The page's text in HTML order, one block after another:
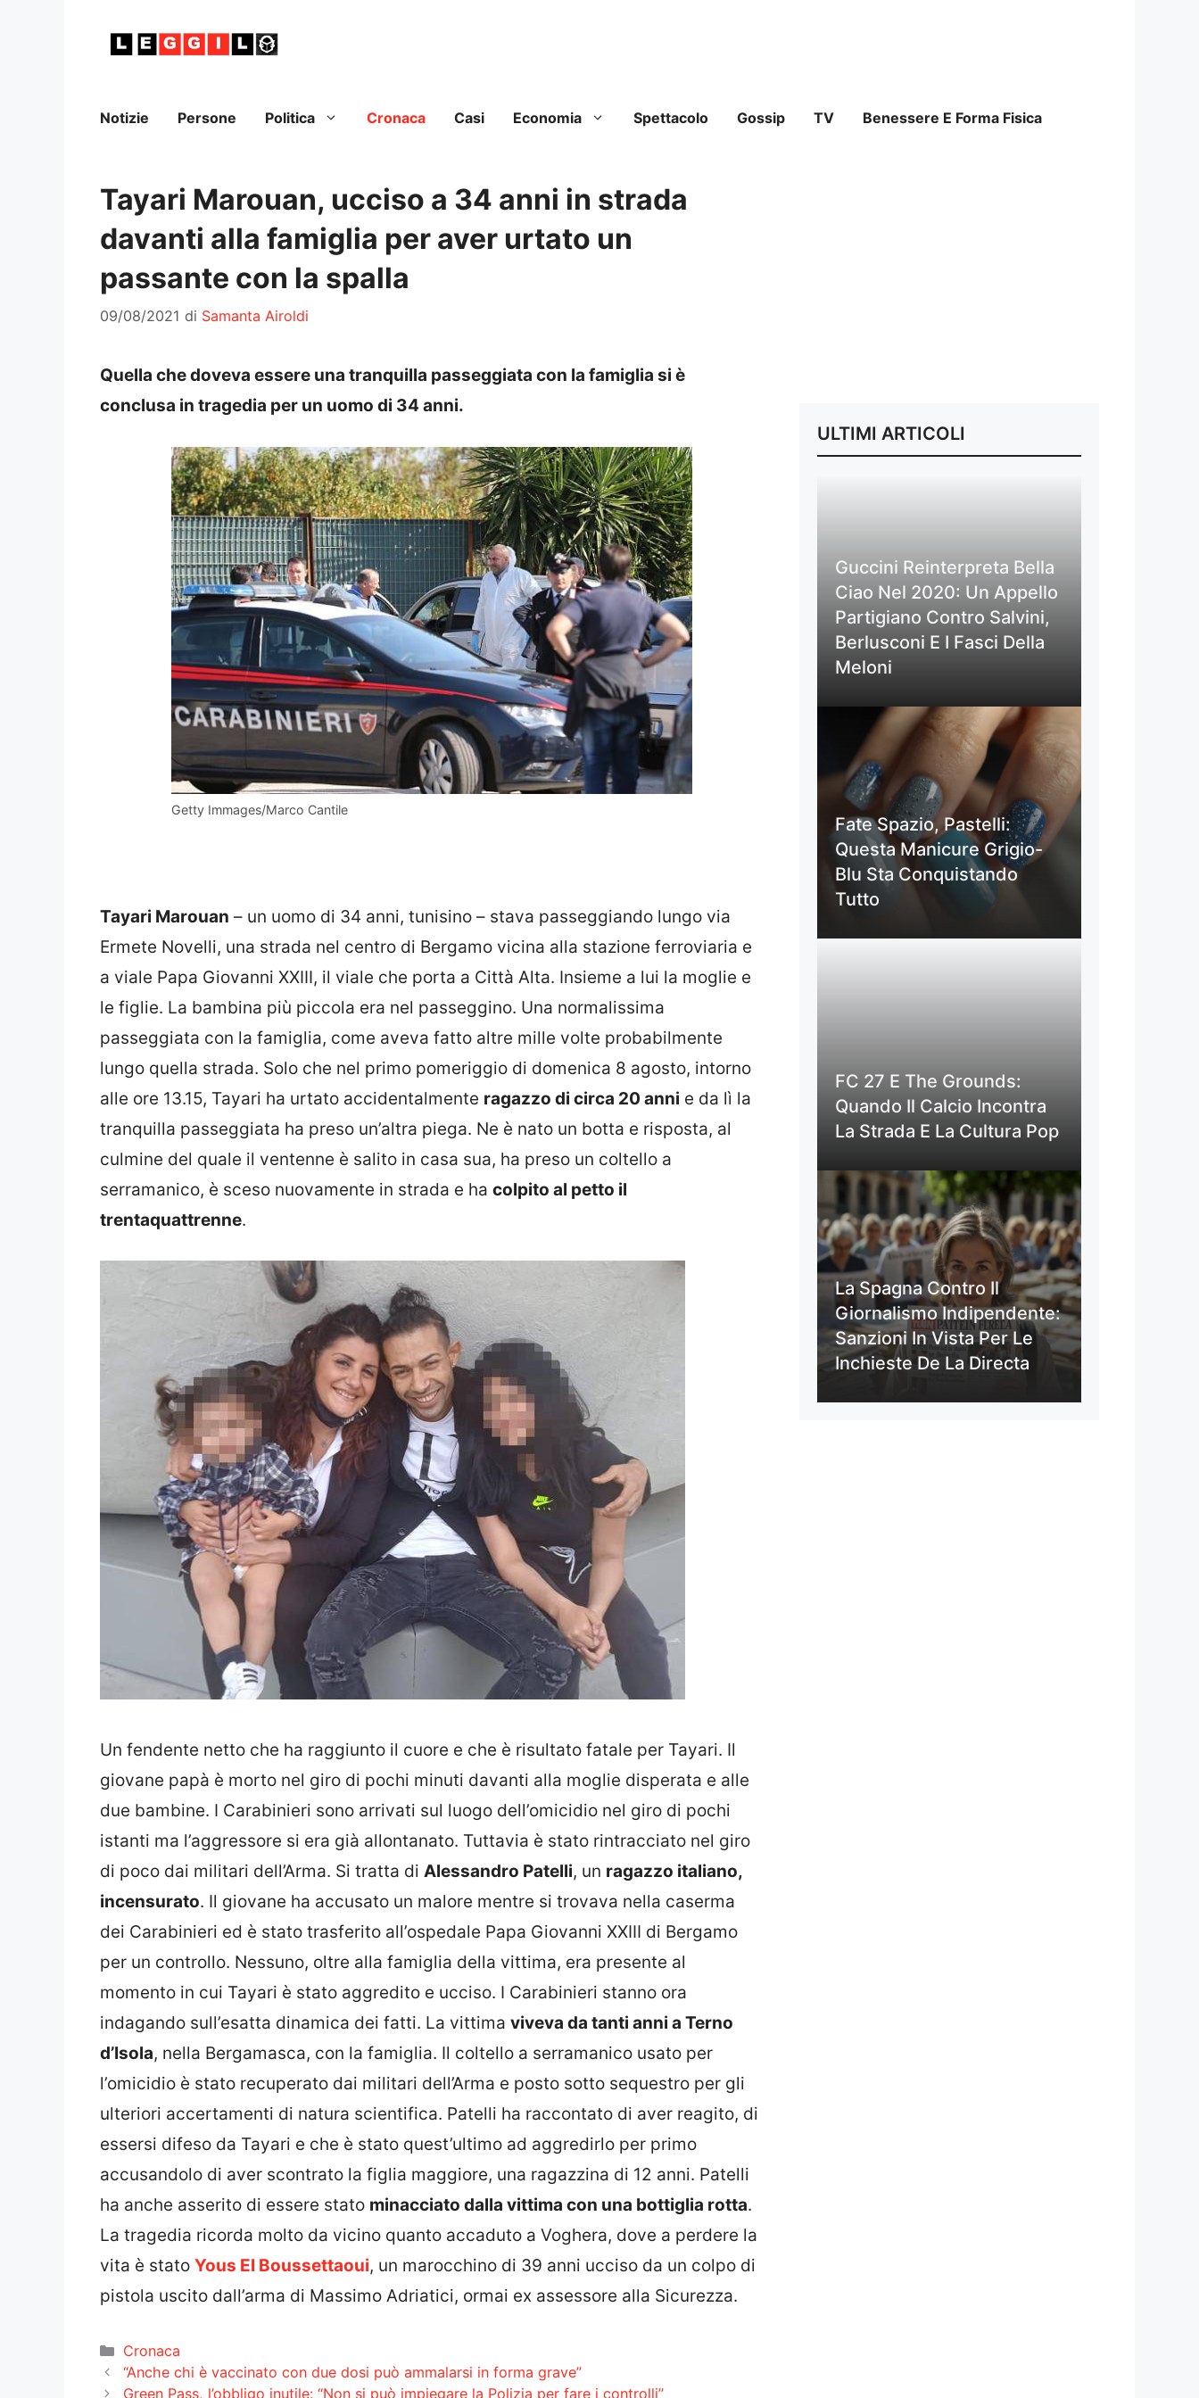
Notizie Persone Politica Cronaca Casi Economia Spettacolo Gossip TV Benessere E Forma Fisica
Tayari Marouan, ucciso a 34 anni in strada
davanti alla famiglia per aver urtato un
passante con la spalla
09/08/2021 di Samanta Airoldi
Quella che doveva essere una tranquilla passeggiata con la famiglia si è
conclusa in tragedia per un uomo di 34 anni.
Getty Immages/Marco Cantile
Tayari Marouan – un uomo di 34 anni, tunisino – stava passeggiando lungo via
Ermete Novelli, una strada nel centro di Bergamo vicina alla stazione ferroviaria e
a viale Papa Giovanni XXIII, il viale che porta a Città Alta. Insieme a lui la moglie e
le figlie. La bambina più piccola era nel passeggino. Una normalissima
passeggiata con la famiglia, come aveva fatto altre mille volte probabilmente
lungo quella strada. Solo che nel primo pomeriggio di domenica 8 agosto, intorno
alle ore 13.15, Tayari ha urtato accidentalmente ragazzo di circa 20 anni e da lì la
tranquilla passeggiata ha preso un’altra piega. Ne è nato un botta e risposta, al
culmine del quale il ventenne è salito in casa sua, ha preso un coltello a
serramanico, è sceso nuovamente in strada e ha colpito al petto il
trentaquattrenne.
Un fendente netto che ha raggiunto il cuore e che è risultato fatale per Tayari. Il
giovane papà è morto nel giro di pochi minuti davanti alla moglie disperata e alle
due bambine. I Carabinieri sono arrivati sul luogo dell’omicidio nel giro di pochi
istanti ma l’aggressore si era già allontanato. Tuttavia è stato rintracciato nel giro
di poco dai militari dell’Arma. Si tratta di Alessandro Patelli, un ragazzo italiano,
incensurato. Il giovane ha accusato un malore mentre si trovava nella caserma
dei Carabinieri ed è stato trasferito all’ospedale Papa Giovanni XXIII di Bergamo
per un controllo. Nessuno, oltre alla famiglia della vittima, era presente al
momento in cui Tayari è stato aggredito e ucciso. I Carabinieri stanno ora
indagando sull’esatta dinamica dei fatti. La vittima viveva da tanti anni a Terno
d’Isola, nella Bergamasca, con la famiglia. Il coltello a serramanico usato per
l’omicidio è stato recuperato dai militari dell’Arma e posto sotto sequestro per gli
ulteriori accertamenti di natura scientifica. Patelli ha raccontato di aver reagito, di
essersi difeso da Tayari e che è stato quest’ultimo ad aggredirlo per primo
accusandolo di aver scontrato la figlia maggiore, una ragazzina di 12 anni. Patelli
ha anche asserito di essere stato minacciato dalla vittima con una bottiglia rotta.
La tragedia ricorda molto da vicino quanto accaduto a Voghera, dove a perdere la
vita è stato Yous El Boussettaoui, un marocchino di 39 anni ucciso da un colpo di
pistola uscito dall’arma di Massimo Adriatici, ormai ex assessore alla Sicurezza.
Categorie
Cronaca
“Anche chi è vaccinato con due dosi può ammalarsi in forma grave”
Green Pass, l’obbligo inutile: “Non si può impiegare la Polizia per fare i controlli”
ULTIMI ARTICOLI
Guccini Reinterpreta Bella
Ciao Nel 2020: Un Appello
Partigiano Contro Salvini,
Berlusconi E I Fasci Della
Meloni
Fate Spazio, Pastelli:
Questa Manicure Grigio-
Blu Sta Conquistando
Tutto
FC 27 E The Grounds:
Quando Il Calcio Incontra
La Strada E La Cultura Pop
La Spagna Contro Il
Giornalismo Indipendente:
Sanzioni In Vista Per Le
Inchieste De La Directa